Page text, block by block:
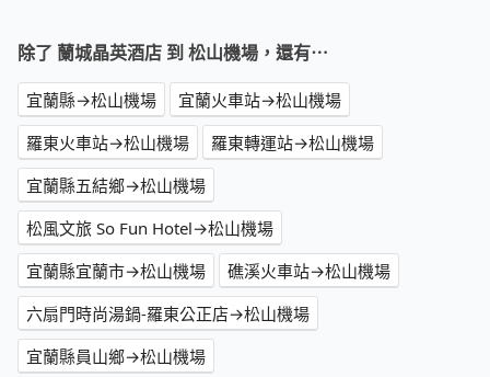
除了 蘭城晶英酒店 到 松山機場，還有⋯
宜蘭縣→松山機場
宜蘭火車站→松山機場
羅東火車站→松山機場
羅東轉運站→松山機場
宜蘭縣五結鄉→松山機場
松風文旅 So Fun Hotel→松山機場
宜蘭縣宜蘭市→松山機場
礁溪火車站→松山機場
六扇門時尚湯鍋-羅東公正店→松山機場
宜蘭縣員山鄉→松山機場